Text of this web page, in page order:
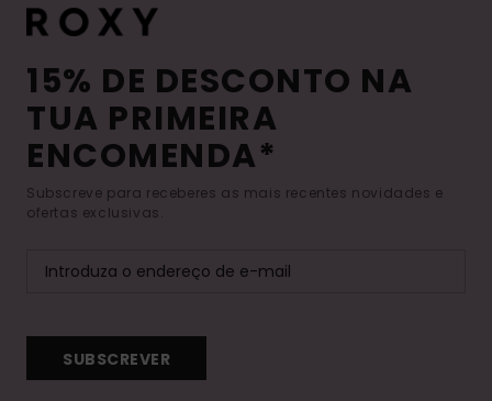
15% DE DESCONTO NA
TUA PRIMEIRA
ENCOMENDA*
Subscreve para receberes as mais recentes novidades e
ofertas exclusivas.
SUBSCREVER